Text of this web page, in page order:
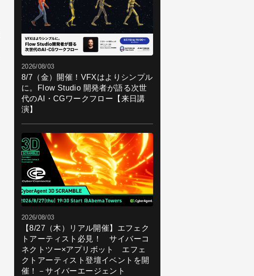
2026/08/03
8/7（金）開催！VFXはよりシンプル
に。Flow Studio 開発者が語る次世
代のAI・CGワークフロー【来日講
演】
2026/08/03
【8/27（木）リアル開催】エフェク
トアーティスト必見！ サイバーコ
ネクトツー×アプリボット エフェ
クトアーティスト登壇イベントを開
催！－サイバーエージェント